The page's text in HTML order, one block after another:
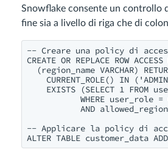
Snowflake consente un controllo
fine sia a livello di riga che di
-- Creare una policy di
CREATE OR REPLACE ROW
(region_name VARCHAR)
CURRENT_ROLE() IN
EXISTS (SELECT 1 FROM
WHERE user_role =
AND
-- Applicare la policy di